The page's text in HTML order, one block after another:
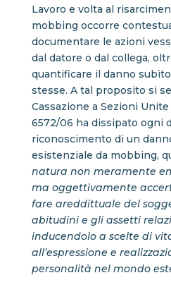
Lavoro e volta al
mobbing occorre
documentare le azioni
dal datore o dal collega,
quantificare il danno
stesse. A tal proposito si
Cassazione a Sezioni
6572/06 ha dissipato ogni
riconoscimento di un
esistenziale da mobbing,
natura non meramente
ma oggettivamente
fare areddittuale del
abitudini e gli assetti
inducendolo a scelte di
all’espressione e
personalità nel mondo